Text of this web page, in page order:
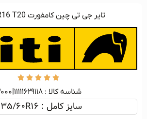
تایر جی تی چین کامفورت 235/60R16 T20





شناسه کالا :‌ ۱۱۱۱۱۶۲۹۱۱۸|۳۰۰۰
سایز کامل : 235/60R16